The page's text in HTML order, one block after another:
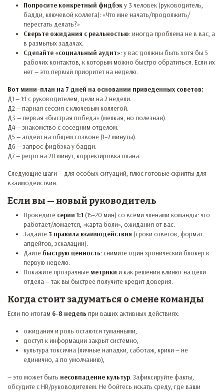
Попросите конкретный фидбэку 3 человек (руководитель,
бадди, ключевой коллега): «Что мне начать/продолжить/
перестать делать?»
Сверьте ожидания с реальностью: иногда проблема не в вас, а
в размытых задачах.
Сделайте «социальный аудит»: у вас должны быть хотя бы 5
рабочих контактов, к которым можно быстро обратиться. Если их
нет — это первый приоритет на неделю.
Вот мини-план на 7 дней на основании приведенных советов:
Д1 — 1:1 с руководителем, цели на 2 недели.
Д2 — парная сессия с ключевым коллегой.
Д3 — первая «быстрая победа» (мелкая, но полезная).
Д4 — знакомство с соседним отделом.
Д5 — апдейт на общем созвоне (1–2 минуты).
Д6 — запрос фидбэка у бадди.
Д7 — ретро на 20 минут, корректировка плана.
Следующие шаги — для особых ситуаций, плюс готовые скрипты для
взаимодействия.
Если вы — новый руководитель
Проведите серии 1:1 (15–20 мин) со всеми членами команды: что
работает/ломается, «карта боли», ожидания от вас.
Задайте 3 правила взаимодействия (сроки ответов, формат
апдейтов, эскалации).
Дайте быструю ценность: снимите один хронический блокер в
первую неделю.
Покажите прозрачные метрики и как решения влияют на цели
отдела — так вы быстрее получите кредит доверия.
Когда стоит задуматься о смене команды
Если по итогам 6-8 недель при ваших активных действиях:
ожидания и роль остаются туманными,
доступ к информации закрыт системно,
культура токсична (личные нападки, саботаж, крики — не
единично, а по умолчанию),
— это может быть несовпадение культур. Зафиксируйте факты,
обсудите с HR/руководителем. Не бойтесь искать среду, где ваши